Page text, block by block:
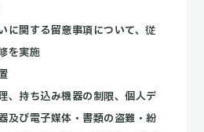
に関する留意事項について、従
を実施
、持ち込み機器の制限、個人デ
及び電子媒体・書類の盗難・紛